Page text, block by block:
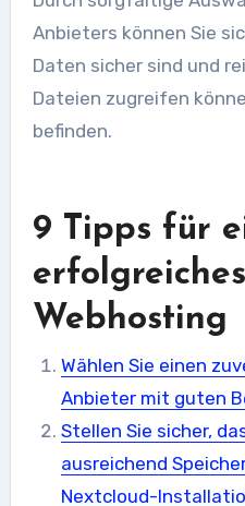
Anbieters können Sie
Daten sicher sind und
Dateien zugreifen
befinden.
9 Tipps für
Webhosting
Wählen Sie einen
Anbieter mit guten
Stellen Sie sicher,
ausreichend
Nextcloud-